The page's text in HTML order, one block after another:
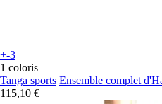
+-3
1 coloris
Tanga sports Ensemble complet
115,10 €